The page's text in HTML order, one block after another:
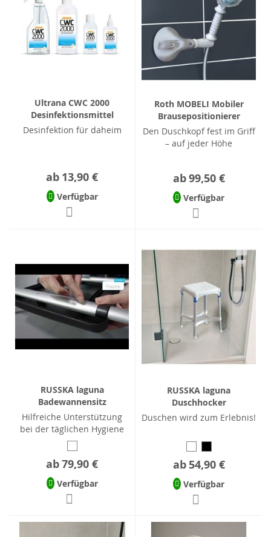
Ultrana CWC 2000
Desinfektionsmittel
Desinfektion für daheim
ab 13,90 €
Verfügbar
Roth MOBELI Mobiler
Brausepositionierer
Den Duschkopf fest im Griff
– auf jeder Höhe
ab99,50 €
Verfügbar
RUSSKA laguna
Badewannensitz
Hilfreiche Unterstützung
bei der täglichen Hygiene
ab79,90 €
Verfügbar
RUSSKA laguna
Duschhocker
Duschen wird zum Erlebnis!
ab 54,90 €
Verfügbar